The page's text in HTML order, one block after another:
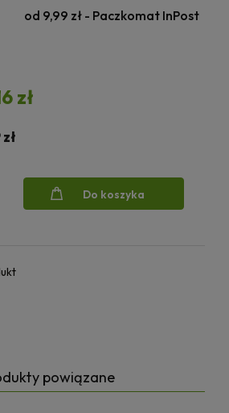
od 9,99 zł - Paczkomat InPost
zł
Do koszyka
powiązane